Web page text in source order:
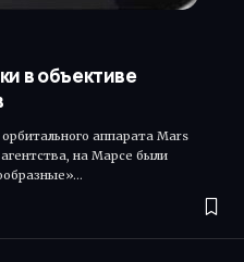
в объективе
аппарата Mars
на Марсе были